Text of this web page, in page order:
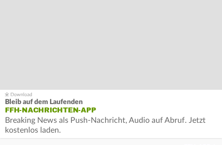
Bleib auf dem Laufenden
FFH-NACHRICHTEN-APP
Breaking News als Push-Nachricht, Audio auf Abruf. Jetzt
kostenlos laden.